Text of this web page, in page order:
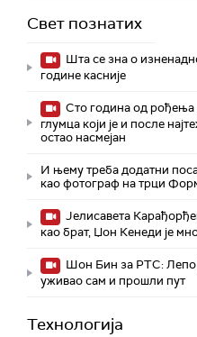
Свет познатих
Шта се зна о
године касније
Сто година од
глумца који је и после
остао насмејан
И њему треба додатни
као фотограф на трци
Јелисавета
као брат, Џон Кенеди је
Шон Бин за РТС: Лепо
уживао сам и прошли пут
Технологијa